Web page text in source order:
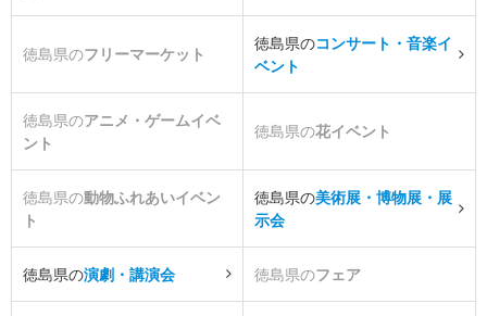
徳島県のフリーマーケット
徳島県のコンサート・音楽イ
ベント
徳島県のアニメ・ゲームイベ
ント
徳島県の花イベント
徳島県の動物ふれあいイベン
ト
徳島県の美術展・博物展・展
示会
徳島県の演劇・講演会 徳島県のフェア